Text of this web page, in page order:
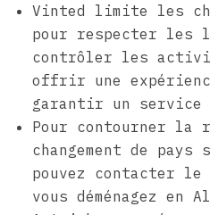
Vinted limite les
pour respecter les
contrôler les
offrir une
garantir un service
Pour contourner la
changement de
pouvez contacter
vous déménagez en